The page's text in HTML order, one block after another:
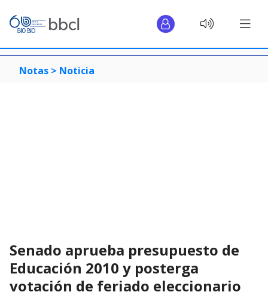
Notas > Noticia
Senado aprueba presupuesto de
Educación 2010 y posterga
votación de feriado eleccionario